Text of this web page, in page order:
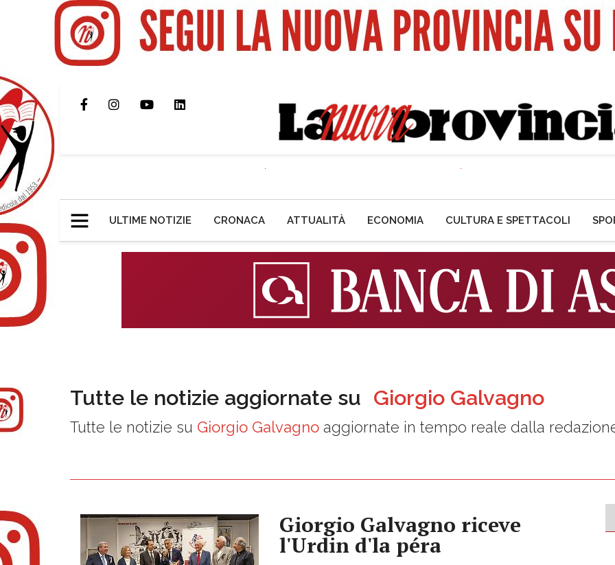
ULTIME NOTIZIE CRONACA ATTUALITÀ ECONOMIA CULTURA E SPETTACOLI
Tutte le notizie aggiornate su Giorgio Galvagno
Tutte le notizie su Giorgio Galvagno aggiornate in tempo reale dalla
Giorgio Galvagno riceve
l'Urdin d'la péra